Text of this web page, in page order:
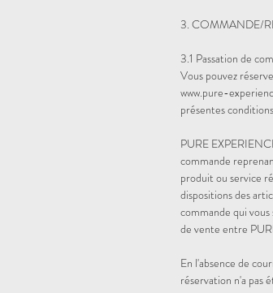
3. COMMANDE/
3.1 Passation de
Vous pouvez
www.pure-
présentes
PURE
commande
produit ou service
dispositions des
commande qui
de vente entre
En l'absence de
réservation n'a pas